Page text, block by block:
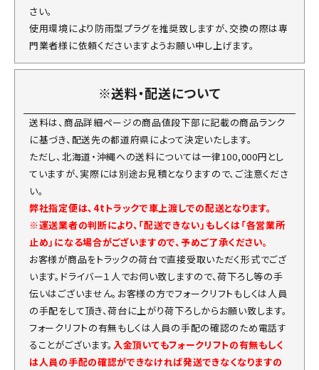
さい。
使用環境により防雨型プラグを推奨致しますが、交換の際は専
門業者様に依頼くださいますようお願い申し上げます。
※送料・配送について
送料は、商品詳細ページの商品値段下部に記載の商品ランク
に基づき、配送先の都道府県によって決定いたします。
ただし、北海道・沖縄への送料については一律100,000円とし
ていますが、実際には別途お見積となりますので、ご注意くださ
い。
弊社指定便は、4tトラックで車上渡しでの配送となります。
※運送業者の判断により、「配送できない」もしくは「各営業所
止め」になる場合がございますので、予めご了承ください。
お客様が商品をトラックの荷台で直接受取いただく形式でござ
います。ドライバー１人でお伺い致しますので、荷下ろし等の手
伝いはございません。お客様の方でフォークリフトもしくは人員
の手配をして頂き、荷台に上がり荷下ろしからお願い致します。
フォークリフトの有無もしくは人員の手配の確認のため電話す
ることがございます。 入金頂いてもフォークリフトの有無もしく
は人員の手配の確認ができなければ発送できなくなりますの